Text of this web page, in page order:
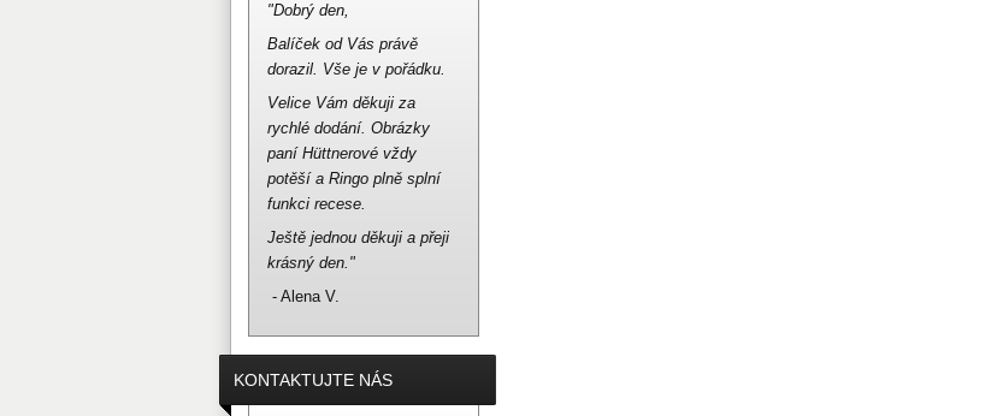
"Dobrý den,
Balíček od Vás právě
dorazil. Vše je v pořádku.
Velice Vám děkuji za
rychlé dodání. Obrázky
paní Hüttnerové vždy
potěší a Ringo plně splní
funkci recese.
Ještě jednou děkuji a přeji
krásný den."
- Alena V.
KONTAKTUJTE NÁS